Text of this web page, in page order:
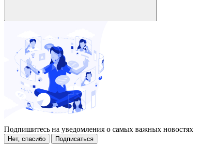
Подпишитесь на уведомления о самых важных новостях
Нет, спасибо Подписаться